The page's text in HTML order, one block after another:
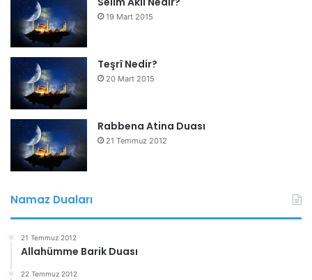
19 Mart 2015
Teşrî Nedir?
20 Mart 2015
Rabbena Atina Duası
21 Temmuz 2012
Namaz Duaları
21 Temmuz 2012
Allahümme Barik Duası
22 Temmuz 2012